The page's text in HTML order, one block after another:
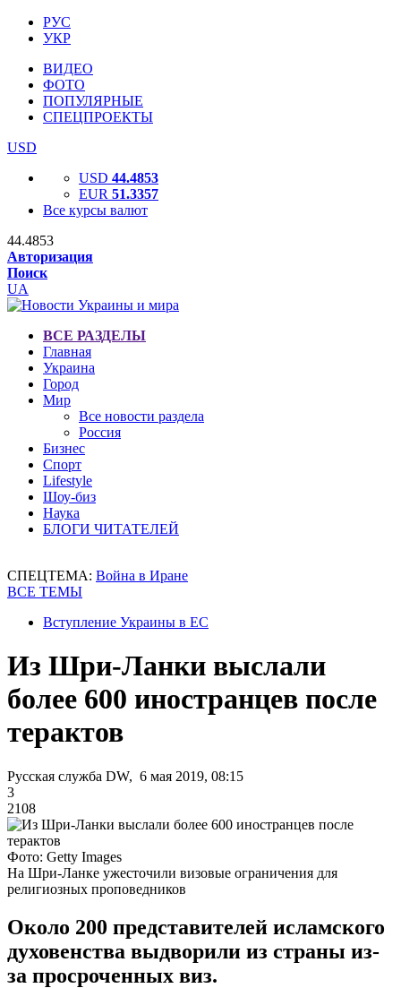
РУС
УКР
ВИДЕО
ФОТО
ПОПУЛЯРНЫЕ
СПЕЦПРОЕКТЫ
USD
USD 44.4853
EUR 51.3357
Все курсы валют
44.4853
Авторизация
Поиск
UA
ВСЕ РАЗДЕЛЫ
Главная
Украина
Город
Мир
Все новости раздела
Россия
Бизнес
Спорт
Lifestyle
Шоу-биз
Наука
БЛОГИ ЧИТАТЕЛЕЙ
СПЕЦТЕМА: Война в Иране
ВСЕ ТЕМЫ
Вступление Украины в ЕС
Из Шри-Ланки выслали
более 600 иностранцев после
терактов
Русская служба DW, 6 мая 2019, 08:15
3
2108
Фото: Getty Images
На Шри-Ланке ужесточили визовые ограничения для
религиозных проповедников
Около 200 представителей исламского
духовенства выдворили из страны из-
за просроченных виз.